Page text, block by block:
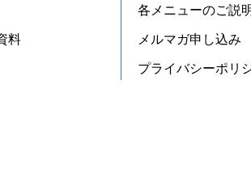
料
各メニューのご説
メルマガ申し込み
プライバシーポリ